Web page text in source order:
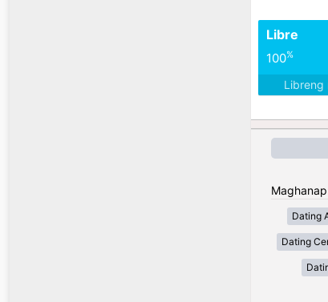
Libre
100%
Dating
Dating